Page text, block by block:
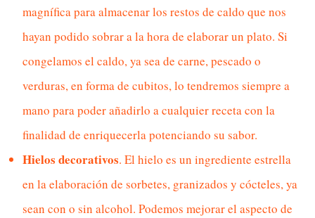
magnífica para almacenar los restos de caldo que nos
hayan podido sobrar a la hora de elaborar un plato. Si
congelamos el caldo, ya sea de carne, pescado o
verduras, en forma de cubitos, lo tendremos siempre a
mano para poder añadirlo a cualquier receta con la
finalidad de enriquecerla potenciando su sabor.
Hielos decorativos. El hielo es un ingrediente estrella
en la elaboración de sorbetes, granizados y cócteles, ya
sean con o sin alcohol. Podemos mejorar el aspecto de